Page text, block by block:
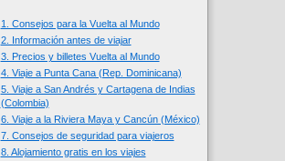
1. Consejos para la Vuelta al Mundo
2. Información antes de viajar
3. Precios y billetes Vuelta al Mundo
4. Viaje a Punta Cana (Rep. Dominicana)
5. Viaje a San Andrés y Cartagena de Indias
(Colombia)
6. Viaje a la Riviera Maya y Cancún (México)
7. Consejos de seguridad para viajeros
8. Alojamiento gratis en los viajes